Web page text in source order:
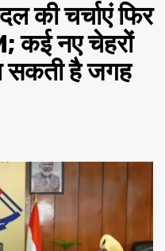
की चर्चाएं फिर
कई नए चेहरों
सकती है जगह